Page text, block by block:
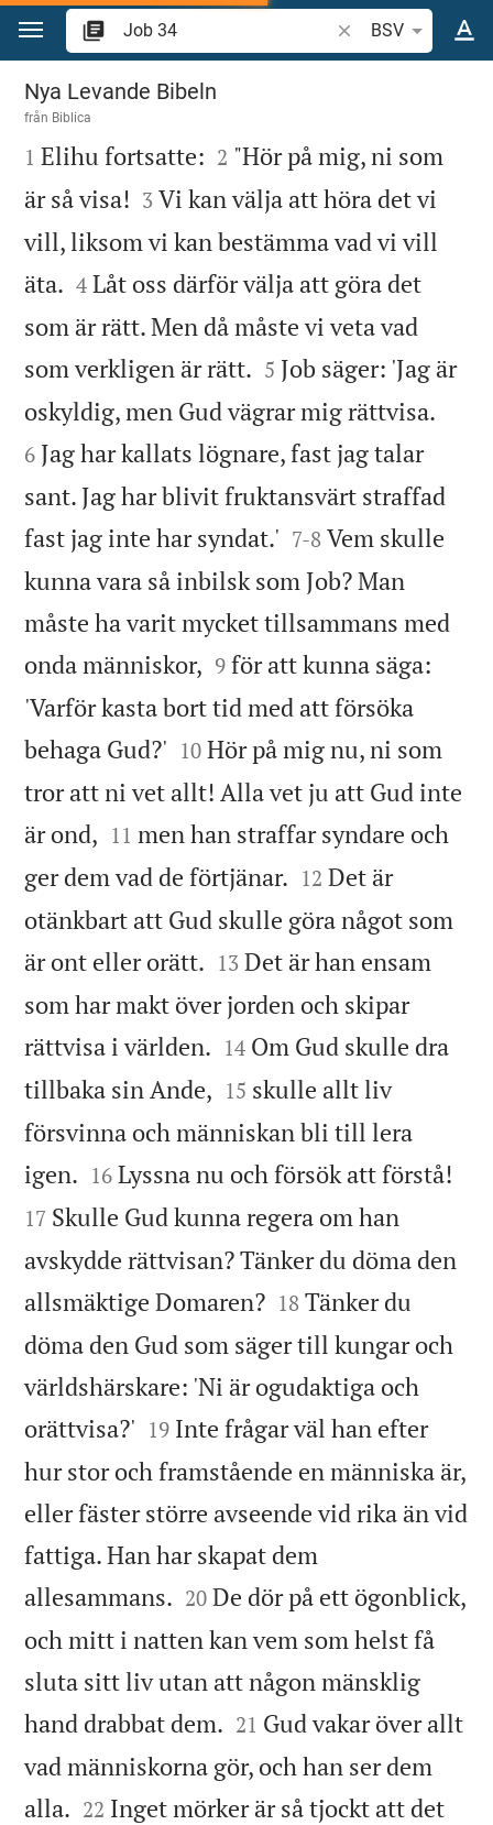
Hoppa till innehåll
Sök bibelvers eller
BSV
Job 34
Nya Levande Bibeln
från Biblica

1 Elihu fortsatte: 

2 "Hör på mig, ni som
är så visa! 

3 Vi kan välja att höra det vi
vill, liksom vi kan bestämma vad vi vill
äta. 

4 Låt oss därför välja att göra det
som är rätt. Men då måste vi veta vad
som verkligen är rätt. 

5 Job säger: 'Jag är
oskyldig, men Gud vägrar mig rättvisa.
6 Jag har kallats lögnare, fast jag talar
sant. Jag har blivit fruktansvärt straffad
fast jag inte har syndat.' 

7-8 Vem skulle
kunna vara så inbilsk som Job? Man
måste ha varit mycket tillsammans med
onda människor, 

9 för att kunna säga:
'Varför kasta bort tid med att försöka
behaga Gud?' 

10 Hör på mig nu, ni som
tror att ni vet allt! Alla vet ju att Gud inte
är ond, 

11 men han straffar syndare och
ger dem vad de förtjänar. 

12 Det är
otänkbart att Gud skulle göra något som
är ont eller orätt. 

13 Det är han ensam
som har makt över jorden och skipar
rättvisa i världen. 

14 Om Gud skulle dra
tillbaka sin Ande, 

15 skulle allt liv
försvinna och människan bli till lera
igen. 

16 Lyssna nu och försök att förstå!
17 Skulle Gud kunna regera om han
avskydde rättvisan? Tänker du döma den
allsmäktige Domaren?
18 Tänker du
döma den Gud som säger till kungar och
världshärskare: 'Ni är ogudaktiga och
orättvisa?' 

19 Inte frågar väl han efter
hur stor och framstående en människa är,
eller fäster större avseende vid rika än vid
fattiga. Han har skapat dem
allesammans. 

20 De dör på ett ögonblick,
och mitt i natten kan vem som helst få
sluta sitt liv utan att någon mänsklig
hand drabbat dem. 

21 Gud vakar över allt
vad människorna gör, och han ser dem
alla. 

22 Inget mörker är så tjockt att det